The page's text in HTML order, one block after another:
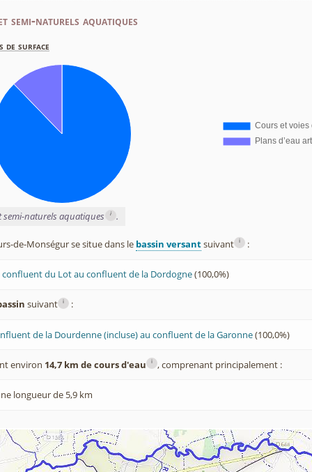
semi-naturels aquatiques
de surface
semi-naturels aquatiques i .
de-Monségur se situe dans le bassin versantsuivant i :
confluent du Lot au confluent de la Dordogne(100,0%)
suivant i :
de la Dourdenne (incluse) au confluent de la Garonne(100,0%)
environ 14,7 km de cours d'eau i , comprenant principalement :
longueur de 5,9 km